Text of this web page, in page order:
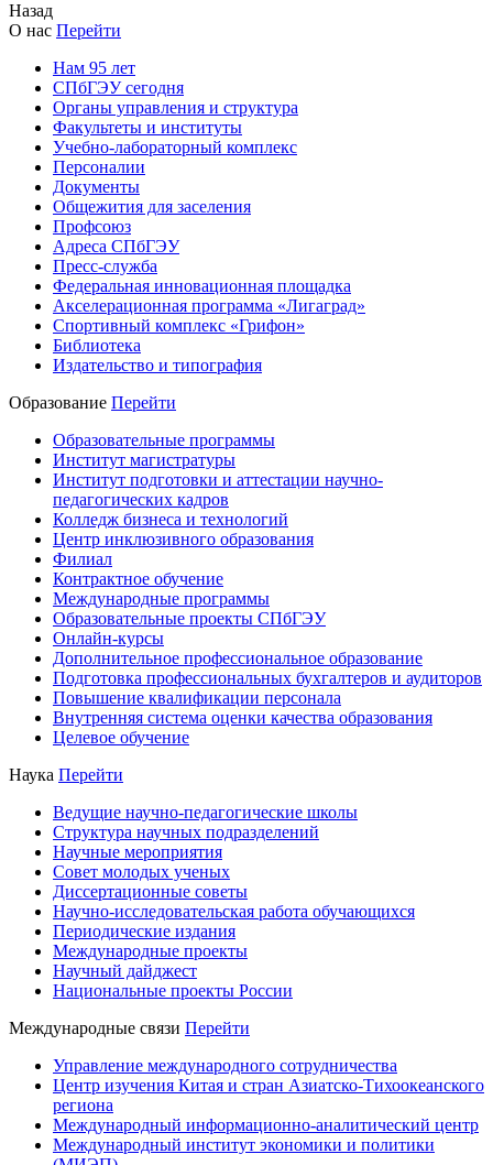
Назад
О нас Перейти
Нам 95 лет
СПбГЭУ сегодня
Органы управления и структура
Факультеты и институты
Учебно-лабораторный комплекс
Персоналии
Документы
Общежития для заселения
Профсоюз
Адреса СПбГЭУ
Пресс-служба
Федеральная инновационная площадка
Акселерационная программа «Лигаград»­­
Спортивный комплекс «Грифон»
Библиотека
Издательство и типография
Образование Перейти
Образовательные программы
Институт магистратуры
Институт подготовки и аттестации научно-
педагогических кадров
Колледж бизнеса и технологий
Центр инклюзивного образования
Филиал
Контрактное обучение
Международные программы
Образовательные проекты СПбГЭУ
Онлайн-курсы
Дополнительное профессиональное образование
Подготовка профессиональных бухгалтеров и аудиторов
Повышение квалификации персонала
Внутренняя система оценки качества образования
Целевое обучение
Наука Перейти
Ведущие научно-педагогические школы
Структура научных подразделений
Научные мероприятия
Совет молодых ученых
Диссертационные советы
Научно-исследовательская работа обучающихся
Периодические издания
Международные проекты
Научный дайджест
Национальные проекты России
Международные связи Перейти
Управление международного сотрудничества
Центр изучения Китая и стран Азиатско-Тихоокеанского
региона
Международный информационно-аналитический центр
Международный институт экономики и политики